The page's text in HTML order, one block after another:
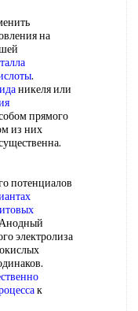
на
.
никеля или
прямого
из них
потенциалов
Анодный
электролиза
к